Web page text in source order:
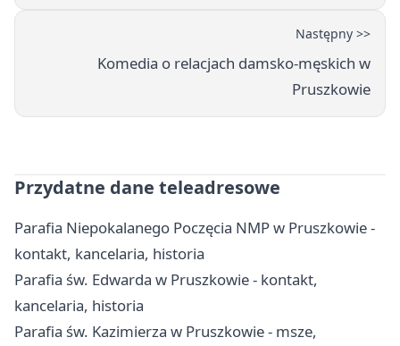
Następny >>
Komedia o relacjach damsko-męskich w
Pruszkowie
Przydatne dane teleadresowe
Parafia Niepokalanego Poczęcia NMP w Pruszkowie -
kontakt, kancelaria, historia
Parafia św. Edwarda w Pruszkowie - kontakt,
kancelaria, historia
Parafia św. Kazimierza w Pruszkowie - msze,